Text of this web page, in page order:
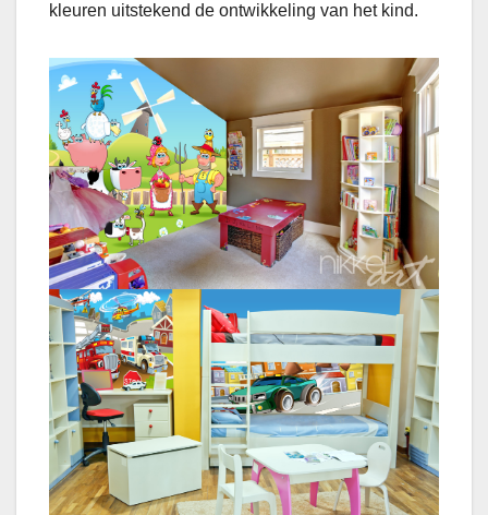
kleuren uitstekend de ontwikkeling van het kind.